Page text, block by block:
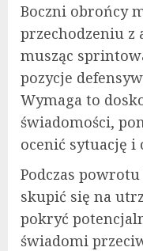
Boczni obrońcy
przechodzeniu z
musząc
pozycje
Wymaga to
świadomości,
ocenić sytuację i
Podczas
skupić się na
pokryć
świadomi